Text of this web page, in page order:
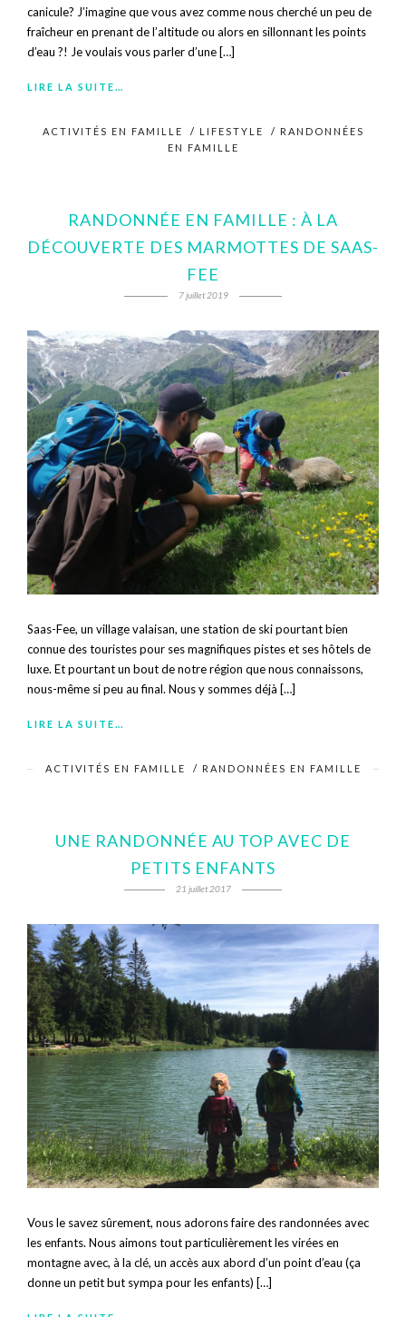
canicule? J’imagine que vous avez comme nous cherché un peu de
fraîcheur en prenant de l’altitude ou alors en sillonnant les points
d’eau ?! Je voulais vous parler d’une […]
LIRE LA SUITE…
ACTIVITÉS EN FAMILLE / LIFESTYLE / RANDONNÉES
EN FAMILLE
RANDONNÉE EN FAMILLE : À LA
DÉCOUVERTE DES MARMOTTES DE SAAS-
FEE
7 juillet 2019
Saas-Fee, un village valaisan, une station de ski pourtant bien
connue des touristes pour ses magnifiques pistes et ses hôtels de
luxe. Et pourtant un bout de notre région que nous connaissons,
nous-même si peu au final. Nous y sommes déjà […]
LIRE LA SUITE…
ACTIVITÉS EN FAMILLE / RANDONNÉES EN FAMILLE
UNE RANDONNÉE AU TOP AVEC DE
PETITS ENFANTS
21 juillet 2017
Vous le savez sûrement, nous adorons faire des randonnées avec
les enfants. Nous aimons tout particulièrement les virées en
montagne avec, à la clé, un accès aux abord d’un point d’eau (ça
donne un petit but sympa pour les enfants) […]